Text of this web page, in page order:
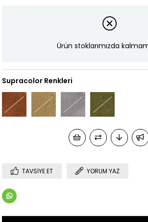
Ürün stoklarımızda
Supracolor Renkleri
TAVSIYE ET YORUM YAZ